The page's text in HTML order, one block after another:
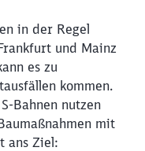
in der Regel
und Mainz
es zu
kommen.
Bahnen nutzen
mit
ans Ziel: